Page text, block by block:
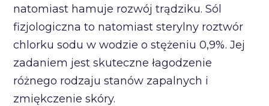
natomiast hamuje rozwój trądziku. Sól
fizjologiczna to natomiast sterylny roztwór
chlorku sodu w wodzie o stężeniu 0,9%. Jej
zadaniem jest skuteczne łagodzenie
różnego rodzaju stanów zapalnych i
zmiękczenie skóry.